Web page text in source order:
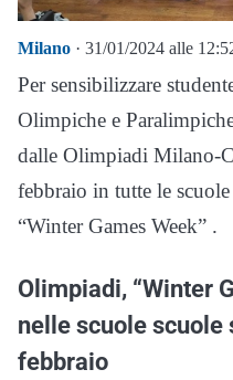
Milano · 31/01/2024 alle
Per sensibilizzare
Olimpiche e
dalle Olimpiadi Milano-
febbraio in tutte le
“Winter Games Week” .
Olimpiadi, “Winter
nelle scuole
febbraio